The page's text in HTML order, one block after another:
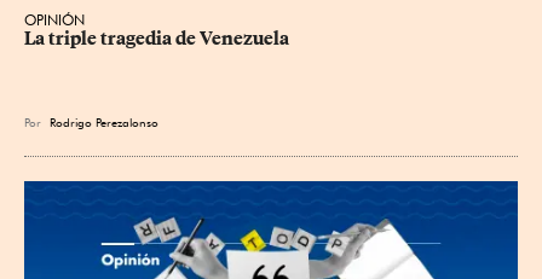
OPINIÓN
La triple tragedia de Venezuela
Por Rodrigo Perezalonso